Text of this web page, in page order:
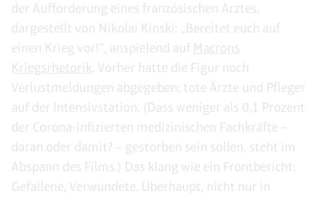
der Aufforderung eines französischen Arztes,
dargestellt von Nikolai Kinski: „Bereitet euch auf
einen Krieg vor!“, anspielend auf Macrons
Kriegsrhetorik . Vorher hatte die Figur noch
Verlustmeldungen abgegeben: tote Ärzte und Pfleger
auf der Intensivstation. (Dass weniger als 0,1 Prozent
der Corona-infizierten medizinischen Fachkräfte –
daran oder damit? – gestorben sein sollen, steht im
Abspann des Films.) Das klang wie ein Frontbericht:
Gefallene, Verwundete. Überhaupt, nicht nur in